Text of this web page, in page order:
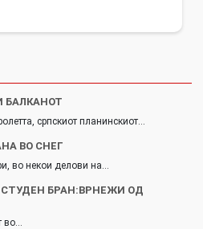
БАЛКАНОТ
српскиот планинскиот…
ВО СНЕГ
во некои делови на…
БРАН:ВРНЕЖИ ОД
во…